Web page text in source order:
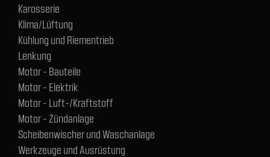
Karosserie
Klima/Lüftung
Kühlung und Riementrieb
Lenkung
Motor - Bauteile
Motor - Elektrik
Motor - Luft-/Kraftstoff
Motor - Zündanlage
Scheibenwischer und Waschanlage
Werkzeuge und Ausrüstung